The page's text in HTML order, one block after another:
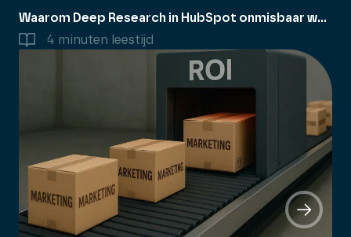
Waarom Deep Research in HubSpot onmisbaar wordt voor B2B-bedrijven
4 minuten leestijd